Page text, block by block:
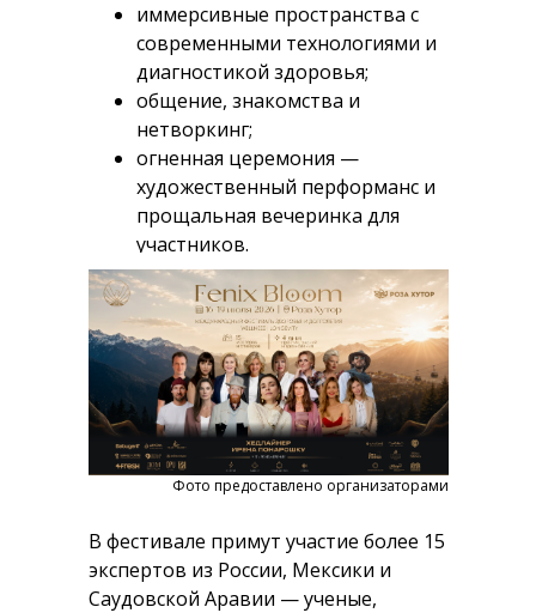
иммерсивные пространства с
современными технологиями и
диагностикой здоровья;
общение, знакомства и
нетворкинг;
огненная церемония —
художественный перформанс и
прощальная вечеринка для
участников.
Фото предоставлено организаторами
В фестивале примут участие более 15
экспертов из России, Мексики и
Саудовской Аравии — ученые,